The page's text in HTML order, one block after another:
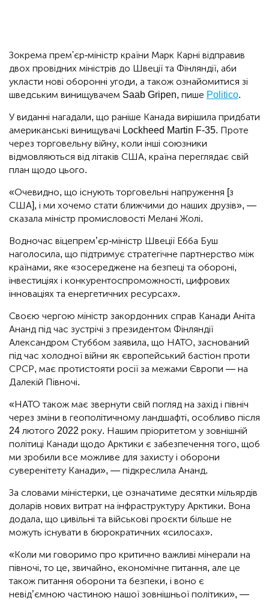
Зокрема прем'єр-міністр країни Марк Карні відправив
двох провідних міністрів до Швеції та Фінляндії, аби
укласти нові оборонні угоди, а також ознайомитися зі
шведським винищувачем Saab Gripen, пише Politico.
У виданні нагадали, що раніше Канада вирішила придбати
американські винищувачі Lockheed Martin F-35. Проте
через торговельну війну, коли інші союзники
відмовляються від літаків США, країна переглядає свій
план щодо цього.
«Очевидно, що існують торговельні напруження [з
США], і ми хочемо стати ближчими до наших друзів», —
сказала міністр промисловості Мелані Жолі.
Водночас віцепрем’єр-міністр Швеції Ебба Буш
наголосила, що підтримує стратегічне партнерство між
країнами, яке «зосереджене на безпеці та обороні,
інвестиціях і конкурентоспроможності, цифрових
інноваціях та енергетичних ресурсах».
Своєю чергою міністр закордонних справ Канади Аніта
Ананд під час зустрічі з президентом Фінляндії
Александром Стуббом заявила, що НАТО, заснований
під час холодної війни як європейський бастіон проти
СРСР, має протистояти росії за межами Європи — на
Далекій Півночі.
«НАТО також має звернути свій погляд на захід і північ
через зміни в геополітичному ландшафті, особливо після
24 лютого 2022 року. Нашим пріоритетом у зовнішній
політиці Канади щодо Арктики є забезпечення того, щоб
ми зробили все можливе для захисту і оборони
суверенітету Канади», — підкреслила Ананд.
За словами міністерки, це означатиме десятки мільярдів
доларів нових витрат на інфраструктуру Арктики. Вона
додала, що цивільні та військові проєкти більше не
можуть існувати в бюрократичних «силосах».
«Коли ми говоримо про критично важливі мінерали на
півночі, то це, звичайно, економічне питання, але це
також питання оборони та безпеки, і воно є
невід’ємною частиною нашої зовнішньої політики», —